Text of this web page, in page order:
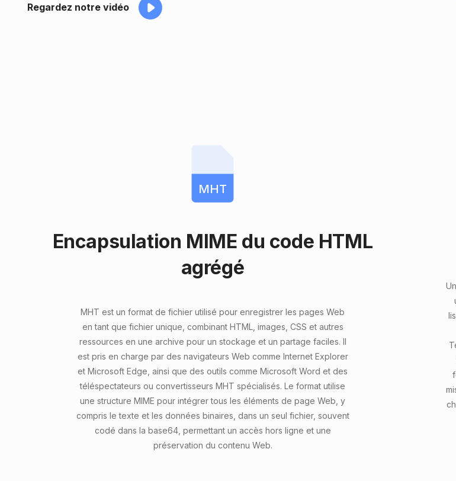
Regardez notre vidéo
MHT
Encapsulation MIME du code HTML
agrégé
MHT est un format de fichier utilisé pour enregistrer les pages Web
en tant que fichier unique, combinant HTML, images, CSS et autres
ressources en une archive pour un stockage et un partage faciles. Il
est pris en charge par des navigateurs Web comme Internet Explorer
et Microsoft Edge, ainsi que des outils comme Microsoft Word et des
téléspectateurs ou convertisseurs MHT spécialisés. Le format utilise
une structure MIME pour intégrer tous les éléments de page Web, y
compris le texte et les données binaires, dans un seul fichier, souvent
codé dans la base64, permettant un accès hors ligne et une
préservation du contenu Web.